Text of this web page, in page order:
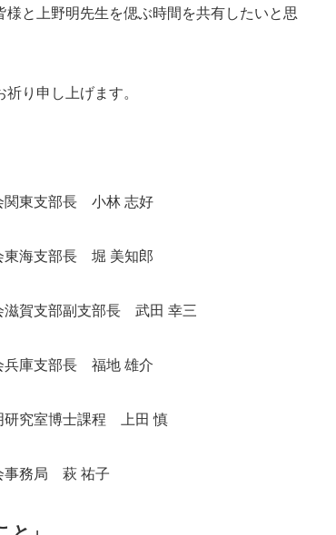
と上野明先生を偲ぶ時間を共有したいと思
り申し上げます。
関東支部長 小林 志好
長 堀 美知郎
部副支部長 武田 幸三
支部長 福地 雄介
士課程 上田 慎
務局 萩 祐子